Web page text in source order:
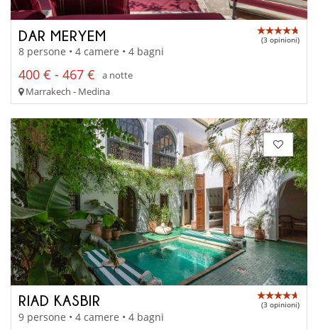
DAR MERYEM (3 opinioni)
8 persone • 4 camere • 4 bagni
400 € - 467 €
a notte
Marrakech - Medina
RIAD KASBIR (3 opinioni)
9 persone • 4 camere • 4 bagni